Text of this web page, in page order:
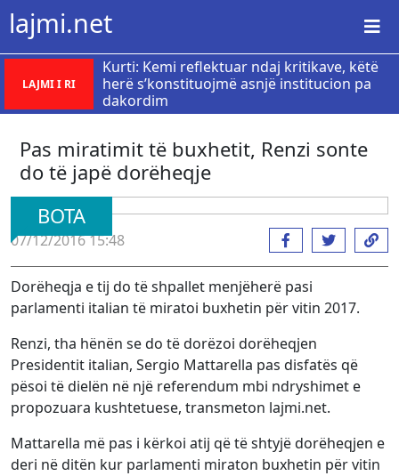
lajmi.net
LAJMI I RI
Kurti: Kemi reflektuar ndaj kritikave, këtë
herë s’konstituojmë asnjë institucion pa
dakordim
Pas miratimit të buxhetit, Renzi sonte
do të japë dorëheqje
BOTA
07/12/2016 15:48
Dorëheqja e tij do të shpallet menjëherë pasi
parlamenti italian të miratoi buxhetin për vitin 2017.
Renzi, tha hënën se do të dorëzoi dorëheqjen
Presidentit italian, Sergio Mattarella pas disfatës që
pësoi të dielën në një referendum mbi ndryshimet e
propozuara kushtetuese, transmeton lajmi.net.
Mattarella më pas i kërkoi atij që të shtyjë dorëheqjen e
deri në ditën kur parlamenti miraton buxhetin për vitin